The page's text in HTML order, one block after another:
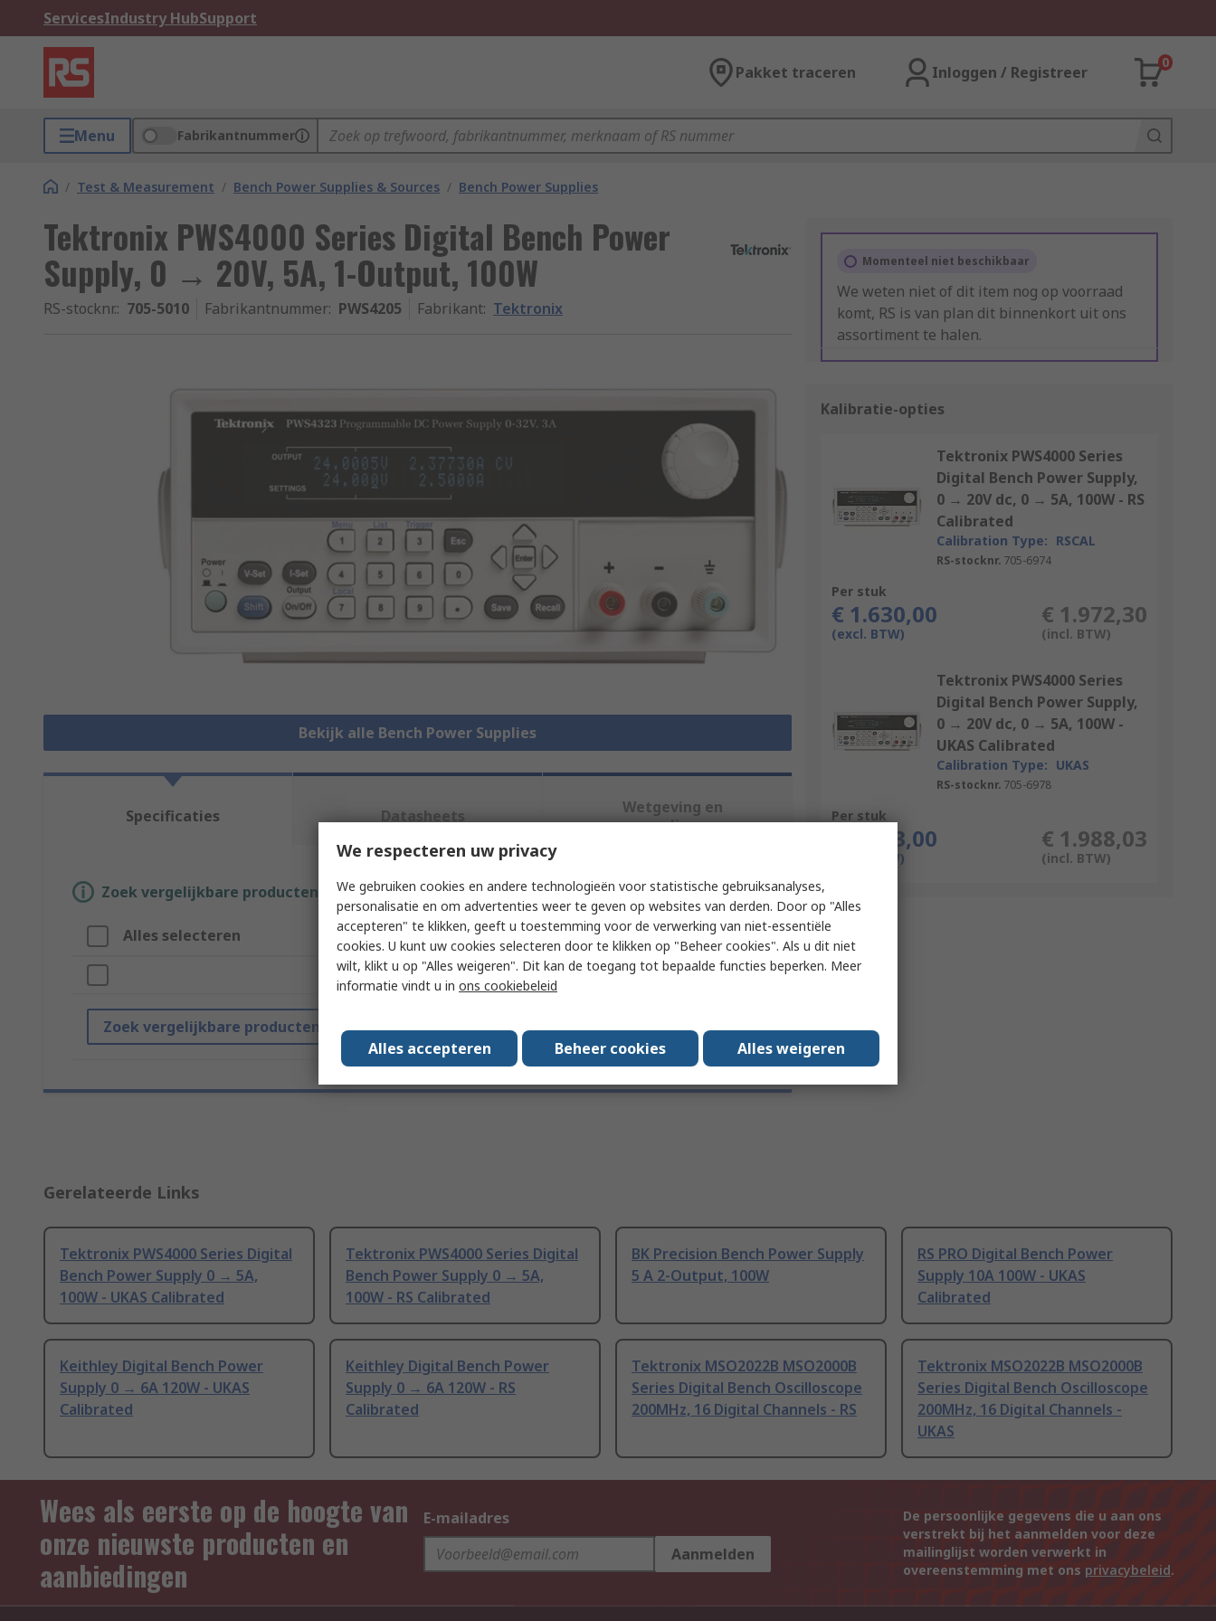
ServicesIndustry HubSupport
Pakket traceren Inloggen / Registreer
0
Menu Fabrikantnummer
/ Test & Measurement / Bench Power Supplies & Sources / Bench Power Supplies
Tektronix PWS4000 Series Digital Bench Power
Supply, 0 → 20V, 5A, 1-Output, 100W
RS-stocknr.: 705-5010 Fabrikantnummer: PWS4205 Fabrikant: Tektronix
Bekijk alle Bench Power Supplies
Momenteel niet beschikbaar
We weten niet of dit item nog op voorraad
komt, RS is van plan dit binnenkort uit ons
assortiment te halen.
Kalibratie-opties
Tektronix PWS4000 Series
Digital Bench Power Supply,
0 → 20V dc, 0 → 5A, 100W - RS
Calibrated
Calibration Type: RSCAL
RS-stocknr. 705-6974
Per stuk
€ 1.630,00
(excl. BTW)
€ 1.972,30
(incl. BTW)
Tektronix PWS4000 Series
Digital Bench Power Supply,
0 → 20V dc, 0 → 5A, 100W -
UKAS Calibrated
Calibration Type: UKAS
RS-stocknr. 705-6978
Per stuk
€ 1.643,00
(excl. BTW)
€ 1.988,03
(incl. BTW)
Specificaties Datasheets
Wetgeving en
compliance
Zoek vergelijkbare producten door een of meer kenmerken te selecteren.
Alles selecteren Attribuut Waarde
Merk Tektronix
Zoek vergelijkbare producten
Gerelateerde Links
Tektronix PWS4000 Series Digital
Bench Power Supply 0 → 5A,
100W - UKAS Calibrated
Tektronix PWS4000 Series Digital
Bench Power Supply 0 → 5A,
100W - RS Calibrated
BK Precision Bench Power Supply
5 A 2-Output, 100W
RS PRO Digital Bench Power
Supply 10A 100W - UKAS
Calibrated
Keithley Digital Bench Power
Supply 0 → 6A 120W - UKAS
Calibrated
Keithley Digital Bench Power
Supply 0 → 6A 120W - RS
Calibrated
Tektronix MSO2022B MSO2000B
Series Digital Bench Oscilloscope
200MHz, 16 Digital Channels - RS
Tektronix MSO2022B MSO2000B
Series Digital Bench Oscilloscope
200MHz, 16 Digital Channels -
UKAS
Wees als eerste op de hoogte van
onze nieuwste producten en
aanbiedingen
E-mailadres
Aanmelden
De persoonlijke gegevens die u aan ons
verstrekt bij het aanmelden voor deze
mailinglijst worden verwerkt in
overeenstemming met ons privacybeleid.
We respecteren uw privacy
We gebruiken cookies en andere technologieën voor statistische gebruiksanalyses,
personalisatie en om advertenties weer te geven op websites van derden. Door op "Alles
accepteren" te klikken, geeft u toestemming voor de verwerking van niet-essentiële
cookies. U kunt uw cookies selecteren door te klikken op "Beheer cookies". Als u dit niet
wilt, klikt u op "Alles weigeren". Dit kan de toegang tot bepaalde functies beperken. Meer
informatie vindt u in ons cookiebeleid
Alles accepteren Beheer cookies Alles weigeren